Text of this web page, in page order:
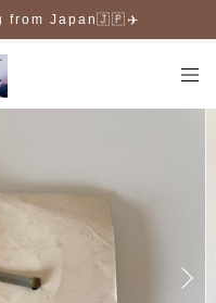
from Japan🇯🇵✈️